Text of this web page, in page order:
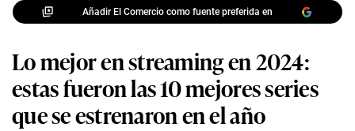
Añadir El Comercio como fuente preferida en
Lo mejor en streaming en 2024:
estas fueron las 10 mejores series
que se estrenaron en el año